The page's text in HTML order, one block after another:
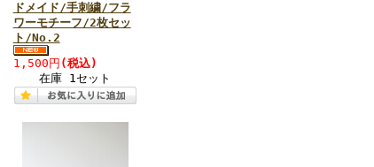
ドメイド/手刺繍/フラ
ワーモチーフ/2枚セッ
ト/No.2
1,500円 (税込)
在庫 1セット